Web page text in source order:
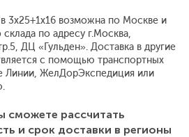
3x25+1x16 возможна по Москве и
по адресу г.Москва,
ДЦ «Гульден». Доставка в другие
с помощью транспортных
Линии, ЖелДорЭкспедиция или
сможете рассчитать
и срок доставки в регионы